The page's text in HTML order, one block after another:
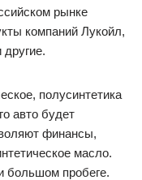
рынке
компаний Лукойл,
полусинтетика
авто будет
финансы,
масло.
большом пробеге.